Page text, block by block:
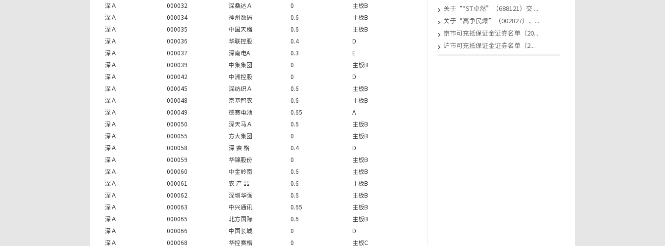
深Ａ
000032 深桑达Ａ 0
主板B
深Ａ
000034 神州数码 0.6
主板B
深Ａ
000035 中国天楹 0.6
主板B
深Ａ
000036 华联控股 0.4
D
深Ａ
000037 深南电A 0.3
E
深Ａ
000039 中集集团 0
主板B
深Ａ
000042 中洲控股 0
D
深Ａ
000045 深纺织Ａ 0.6
主板B
深Ａ
000048 京基智农 0.6
主板B
深Ａ
000049 德赛电池 0.65
A
深Ａ
000050 深天马Ａ 0.6
主板B
深Ａ
000055 方大集团 0
主板B
深Ａ
000058 深 赛 格 0.4
D
深Ａ
000059 华锦股份 0
主板B
深Ａ
000060 中金岭南 0.6
主板B
深Ａ
000061 农 产 品 0.6
主板B
深Ａ
000062 深圳华强 0.6
主板B
深Ａ
000063 中兴通讯 0.65
主板B
深Ａ
000065 北方国际 0.6
主板B
深Ａ
000066 中国长城 0
D
深Ａ
000068 华控赛格 0
主板C
关于“*ST卓然”（688121）交 ...
关于“高争民爆”（002827）、...
京市可充抵保证金证券名单（20...
沪市可充抵保证金证券名单（2...